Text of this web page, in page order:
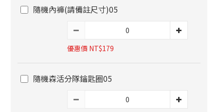
隨機內褲(請備註尺寸)05
優惠價 NT$179
隨機森活分隊鑰匙圈05